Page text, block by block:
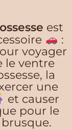
est
:
voyager
le ventre
la
une
et causer
pour le